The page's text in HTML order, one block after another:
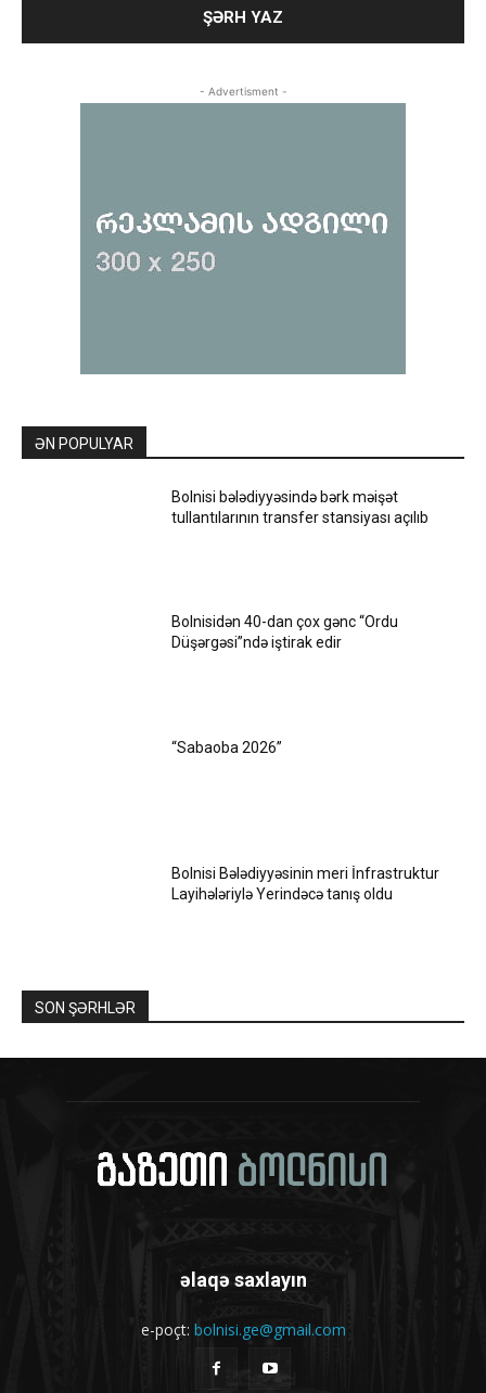
- Advertisment -
ƏN POPULYAR
Bolnisi bələdiyyəsində bərk məişət
tullantılarının transfer stansiyası açılıb
Bolnisidən 40-dan çox gənc “Ordu
Düşərgəsi”ndə iştirak edir
“Sabaoba 2026”
Bolnisi Bələdiyyəsinin meri İnfrastruktur
Layihələriylə Yerindəcə tanış oldu
SON ŞƏRHLƏR
əlaqə saxlayın
e-poçt: bolnisi.ge@gmail.com